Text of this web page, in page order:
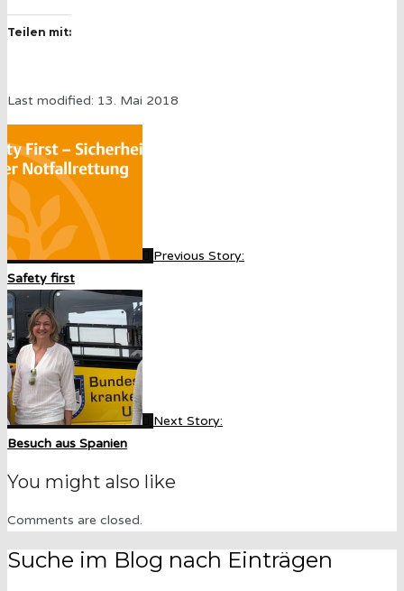
Teilen mit:
Last modified: 13. Mai 2018
Previous Story:
Safety first
Next Story:
Besuch aus Spanien
You might also like
Comments are closed.
Suche im Blog nach Einträgen